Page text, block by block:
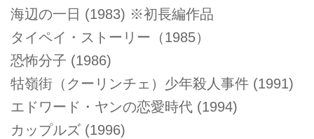
海辺の一日 (1983) ※初長編作品
タイペイ・ストーリー（1985）
恐怖分子 (1986)
牯嶺街（クーリンチェ）少年殺人事件 (1991)
エドワード・ヤンの恋愛時代 (1994)
カップルズ (1996)